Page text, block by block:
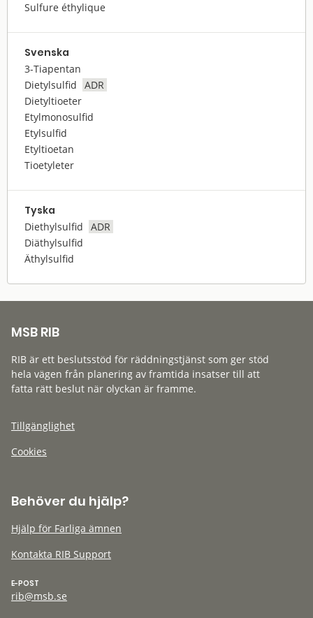
Sulfure éthylique
Svenska
3-Tiapentan
Dietylsulfid
ADR
Dietyltioeter
Etylmonosulfid
Etylsulfid
Etyltioetan
Tioetyleter
Tyska
Diethylsulfid
ADR
Diäthylsulfid
Äthylsulfid
MSB RIB
RIB är ett beslutsstöd för räddningstjänst som ger stöd
hela vägen från planering av framtida insatser till att
fatta rätt beslut när olyckan är framme.
Tillgänglighet
Cookies
Behöver du hjälp?
Hjälp för Farliga ämnen
Kontakta RIB Support
E-POST
rib@msb.se